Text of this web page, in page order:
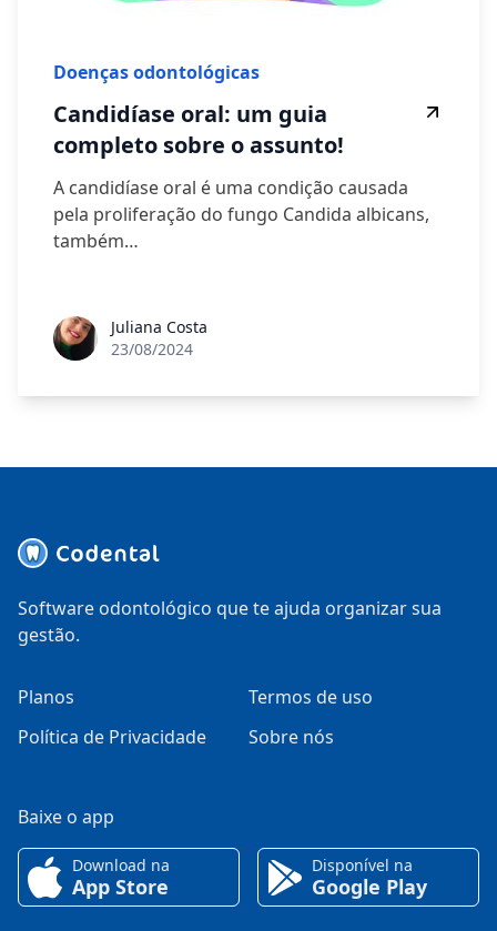
Doenças odontológicas
Candidíase oral: um guia
completo sobre o assunto!
A candidíase oral é uma condição causada
pela proliferação do fungo Candida albicans,
também…
Juliana Costa
23/08/2024
Software odontológico que te ajuda organizar sua
gestão.
Planos
Termos de uso
Política de Privacidade
Sobre nós
Baixe o app
Download na
App Store
Disponível na
Google Play